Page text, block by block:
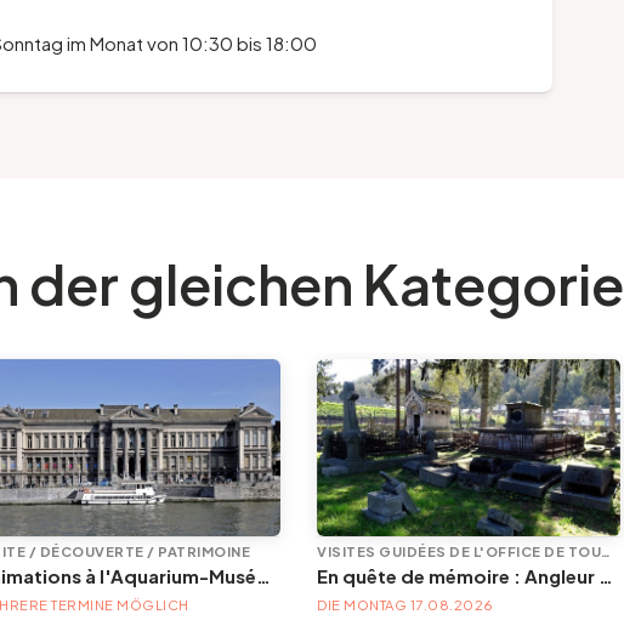
im Monat von 10:30 bis 18:00
der gleichen Kategorie
/ DÉCOUVERTE / PATRIMOINE
Animations à l'Aquarium-Muséum
TERMINE MÖGLICH
VISITES GUIDÉES DE L'OFFICE DE TOURISME
En quête de mémoire : Angleur et son petit cimetière de la Diguette, promenade certes mortelle, mais bien vivante
DIE MONTAG 17.08.2026